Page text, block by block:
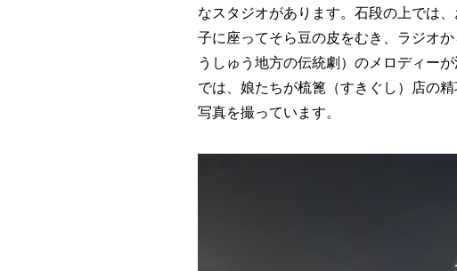
なスタジオがあります。石段の上では
子に座ってそら豆の皮をむき、ラジオ
うしゅう地方の伝統劇）のメロディー
では、娘たちが梳篦（すきぐし）店の
写真を撮っています。